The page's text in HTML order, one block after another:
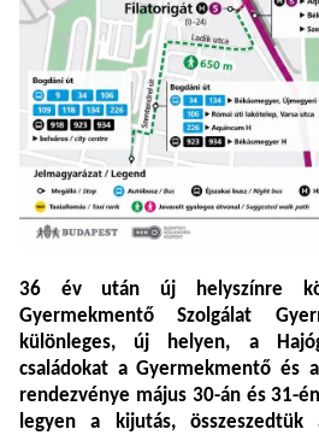
36 év után új helyszínre
Gyermekmentő Szolgálat
különleges, új helyen, a
családokat a Gyermekmentő és
rendezvénye május 30-án és 31-
legyen a kijutás,